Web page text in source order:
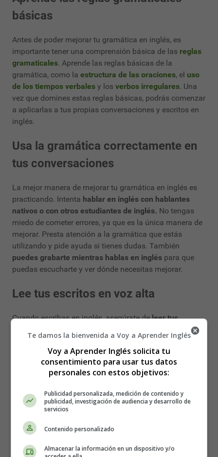
básicas
Antes de poder mejorar tu gramática en inglés, es
importante tener una comprensión básica de las reglas
gramaticales. Aprende las reglas básicas de la
gramática, como la estructura de las oraciones, el uso
de los tiempos verbales y los verbos irregulares. Una
vez que domines estas reglas básicas, podrás comenzar
a aplicarlas a tus propias conversaciones y escritos en
inglés.
Usa la gramática correctamente en
tus conversaciones
La mejor manera de mejorar tu gramática en inglés es
practicando. Intenta hablar en inglés con hablantes
nativos o con otros estudiantes de inglés. No tengas
miedo de cometer errores, ya que es la única manera de
mejorar. Presta atención a la gramática que estás
utilizando y pide ayuda si tienes dudas. También
puedes grabarte mientras hablas en inglés para que
puedas escucharte y ver dónde necesitas mejorar.
Lee tus escritos en voz alta
Cuando escribas en inglés, asegúrate deleer tus
gramática. A menudo, al leer en voz alta, puedes
detectar errores que no habías notado al escribir. Si te
resulta difícil detectar tus propios errores, pide a alguien
que revise tus escritos en busca de errores de gramática.
Usa herramientas de corrección de
gramática
gramática online que puedes utilizar para mejorar tu
Te damos la bienvenida a Voy a Aprender Inglés
Voy a Aprender Inglés solicita tu
consentimiento para usar tus datos
personales con estos objetivos:
Publicidad personalizada, medición de contenido y
publicidad, investigación de audiencia y desarrollo de
servicios
Contenido personalizado
Almacenar la información en un dispositivo y/o